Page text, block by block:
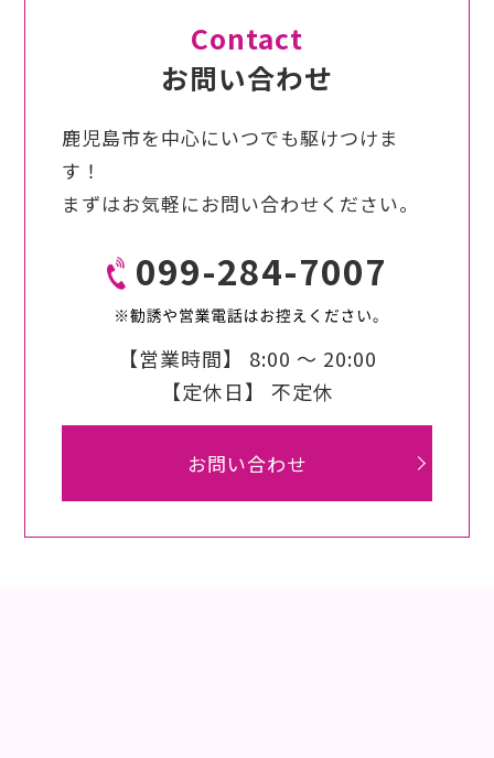
Contact
お問い合わせ
鹿児島市を中心にいつでも駆けつけま
す！
まずはお気軽にお問い合わせください。
099-284-7007
【営業時間】
8:00 〜 20:00
【定休日】
不定休
お問い合わせ